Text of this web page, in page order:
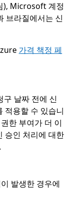
), Microsoft 계정
브라질에서는 신
가격 책정 페
날짜 전에 신
적용할 수 있습니
한 부여가 더 이
승인 처리에 대한
발생한 경우에